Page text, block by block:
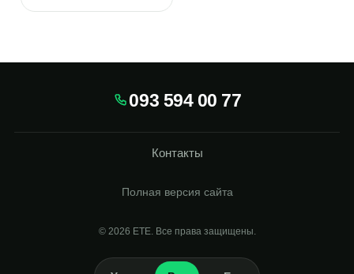
093 594 00 77
Контакты
Полная версия сайта
© 2026